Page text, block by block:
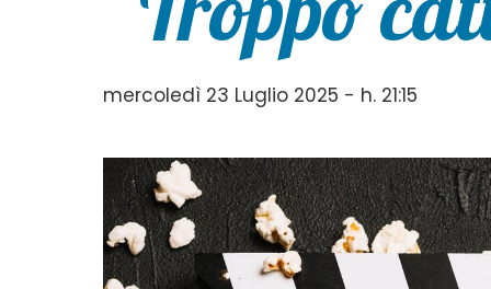
mercoledì 23 Luglio 2025 - h. 21:15